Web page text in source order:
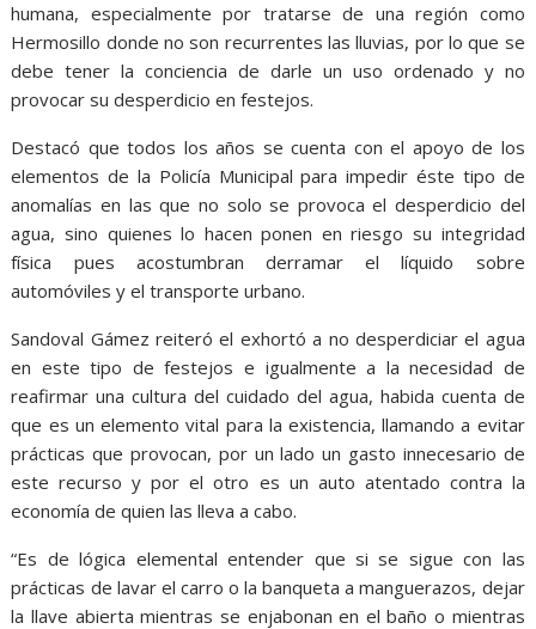
humana, especialmente por tratarse de una región como
Hermosillo donde no son recurrentes las lluvias, por lo que se
debe tener la conciencia de darle un uso ordenado y no
provocar su desperdicio en festejos.
Destacó que todos los años se cuenta con el apoyo de los
elementos de la Policía Municipal para impedir éste tipo de
anomalías en las que no solo se provoca el desperdicio del
agua, sino quienes lo hacen ponen en riesgo su integridad
física pues acostumbran derramar el líquido sobre
automóviles y el transporte urbano.
Sandoval Gámez reiteró el exhortó a no desperdiciar el agua
en este tipo de festejos e igualmente a la necesidad de
reafirmar una cultura del cuidado del agua, habida cuenta de
que es un elemento vital para la existencia, llamando a evitar
prácticas que provocan, por un lado un gasto innecesario de
este recurso y por el otro es un auto atentado contra la
economía de quien las lleva a cabo.
“Es de lógica elemental entender que si se sigue con las
prácticas de lavar el carro o la banqueta a manguerazos, dejar
la llave abierta mientras se enjabonan en el baño o mientras